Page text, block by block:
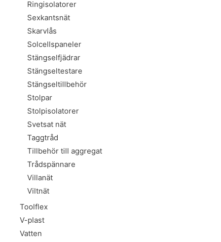
Ringisolatorer
Sexkantsnät
Skarvlås
Solcellspaneler
Stängselfjädrar
Stängseltestare
Stängseltillbehör
Stolpar
Stolpisolatorer
Svetsat nät
Taggtråd
Tillbehör till aggregat
Trådspännare
Villanät
Viltnät
Toolflex
V-plast
Vatten